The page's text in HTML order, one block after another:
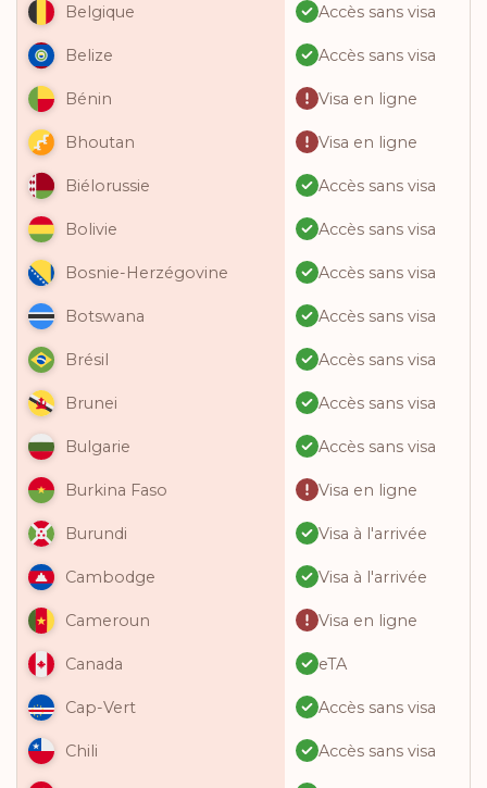
Belgique Accès sans visa
Belize Accès sans visa
Bénin Visa en ligne
Bhoutan Visa en ligne
Biélorussie Accès sans visa
Bolivie Accès sans visa
Bosnie-Herzégovine Accès sans visa
Botswana Accès sans visa
Brésil Accès sans visa
Brunei Accès sans visa
Bulgarie Accès sans visa
Burkina Faso Visa en ligne
Burundi Visa à l'arrivée
Cambodge Visa à l'arrivée
Cameroun Visa en ligne
Canada eTA
Cap-Vert Accès sans visa
Chili Accès sans visa